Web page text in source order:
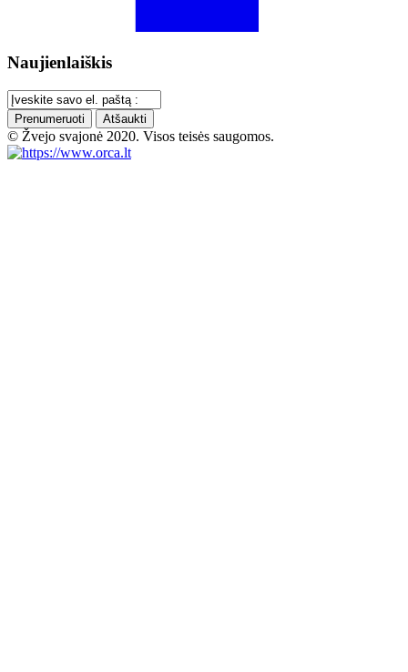
Naujienlaiškis
Prenumeruoti Atšaukti
© Žvejo svajonė 2020. Visos teisės saugomos.